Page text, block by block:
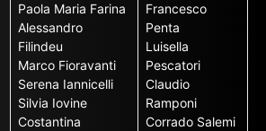
Paola Maria Farina
Alessandro
Filindeu
Marco Fioravanti
Serena Iannicelli
Silvia Iovine
Costantina
Francesco
Penta
Luisella
Pescatori
Claudio
Ramponi
Corrado Salemi